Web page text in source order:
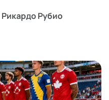
Рикардо Рубио